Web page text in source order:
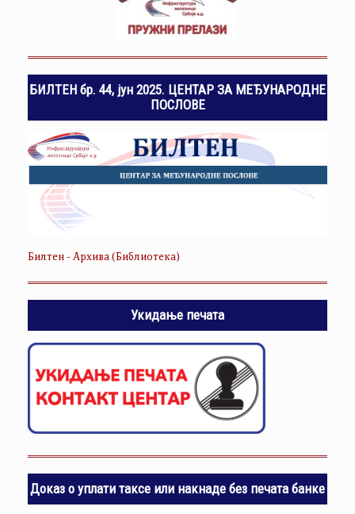
БИЛТЕН бр. 44, јун 2025. ЦЕНТАР ЗА МЕЂУНАРОДНЕ
ПОСЛОВЕ
Билтен - Архива (Библиотека)
Укидање печата
Доказ о уплати таксе или накнаде без печата банке